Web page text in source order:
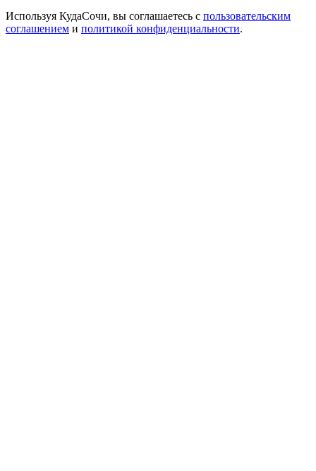
Используя КудаСочи, вы соглашаетесь с пользовательским
соглашением и политикой конфиденциальности.